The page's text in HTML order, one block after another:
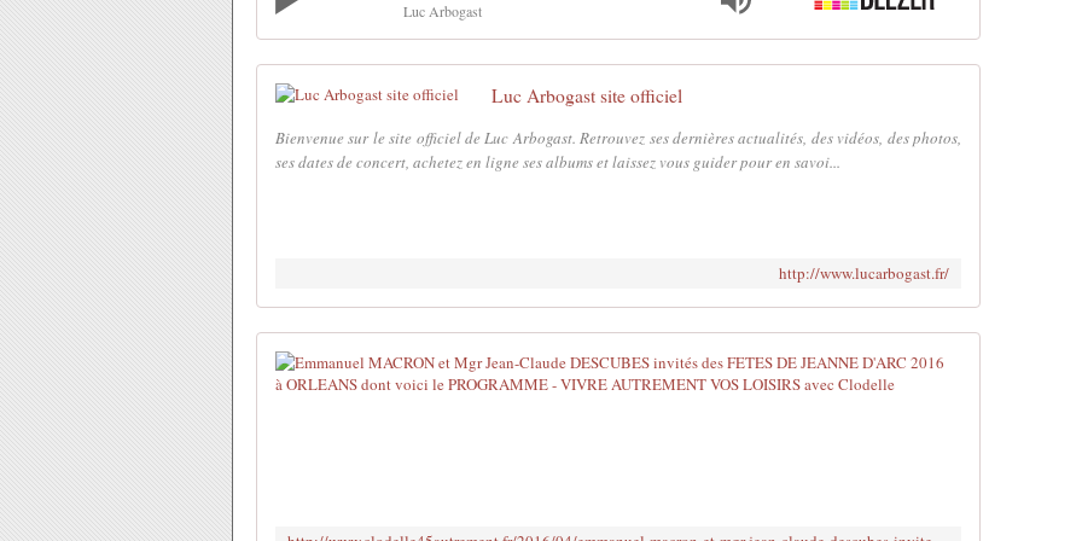
Luc Arbogast
Luc Arbogast site officiel
Bienvenue sur le site officiel de Luc Arbogast. Retrouvez ses dernières actualités, des vidéos, des photos,
ses dates de concert, achetez en ligne ses albums et laissez vous guider pour en savoi...
http://www.lucarbogast.fr/